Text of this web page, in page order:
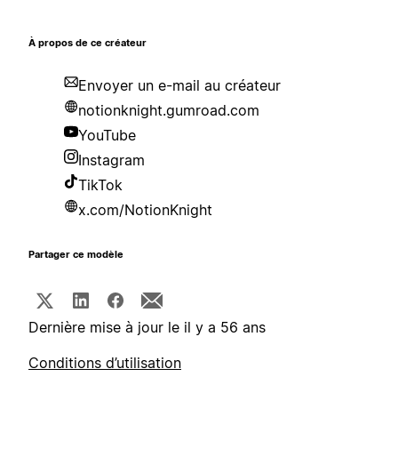
À propos de ce créateur
Envoyer un e-mail au créateur
notionknight.gumroad.com
YouTube
Instagram
TikTok
x.com/NotionKnight
Partager ce modèle
Dernière mise à jour le il y a 56 ans
Conditions d’utilisation